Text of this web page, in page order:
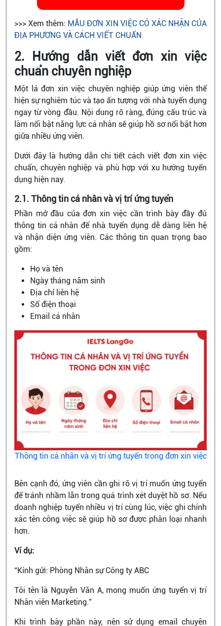
>>> Xem thêm: MẪU ĐƠN XIN VIỆC CÓ XÁC NHẬN CỦA
ĐỊA PHƯƠNG VÀ CÁCH VIẾT CHUẨN
2. Hướng dẫn viết đơn xin việc
chuẩn chuyên nghiệp
Một lá đơn xin việc chuyên nghiệp giúp ứng viên thể
hiện sự nghiêm túc và tạo ấn tượng với nhà tuyển dụng
ngay từ vòng đầu. Nội dung rõ ràng, đúng cấu trúc và
làm nổi bật năng lực cá nhân sẽ giúp hồ sơ nổi bật hơn
giữa nhiều ứng viên.
Dưới đây là hướng dẫn chi tiết cách viết đơn xin việc
chuẩn, chuyên nghiệp và phù hợp với xu hướng tuyển
dụng hiện nay.
2.1. Thông tin cá nhân và vị trí ứng tuyển
Phần mở đầu của đơn xin việc cần trình bày đầy đủ
thông tin cá nhân để nhà tuyển dụng dễ dàng liên hệ
và nhận diện ứng viên. Các thông tin quan trọng bao
gồm:
Họ và tên
Ngày tháng năm sinh
Địa chỉ liên hệ
Số điện thoại
Email cá nhân
Thông tin cá nhân và vị trí ứng tuyển trong đơn xin việc
Bên cạnh đó, ứng viên cần ghi rõ vị trí muốn ứng tuyển
để tránh nhầm lẫn trong quá trình xét duyệt hồ sơ. Nếu
doanh nghiệp tuyển nhiều vị trí cùng lúc, việc ghi chính
xác tên công việc sẽ giúp hồ sơ được phân loại nhanh
hơn.
Ví dụ:
“Kính gửi: Phòng Nhân sự Công ty ABC
Tôi tên là Nguyễn Văn A, mong muốn ứng tuyển vị trí
Nhân viên Marketing.”
Khi trình bày phần này, nên sử dụng email chuyên